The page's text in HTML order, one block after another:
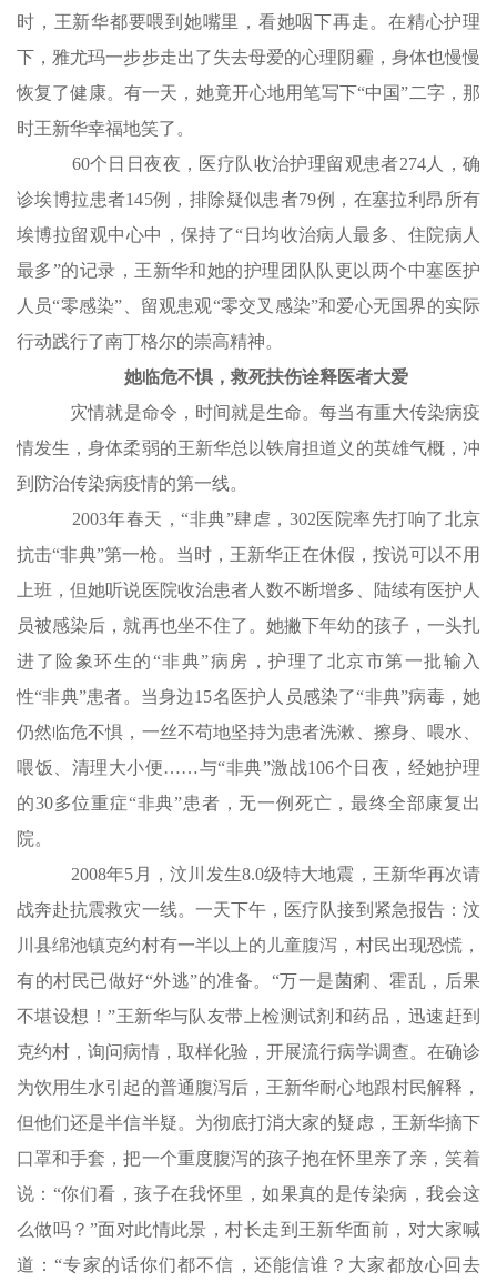
时，王新华都要喂到她嘴里，看她咽下再走。在精心护理
下，雅尤玛一步步走出了失去母爱的心理阴霾，身体也慢慢
恢复了健康。有一天，她竟开心地用笔写下“中国”二字，那
时王新华幸福地笑了。
60个日日夜夜，医疗队收治护理留观患者274人，确
诊埃博拉患者145例，排除疑似患者79例，在塞拉利昂所有
埃博拉留观中心中，保持了“日均收治病人最多、住院病人
最多”的记录，王新华和她的护理团队队更以两个中塞医护
人员“零感染”、留观患观“零交叉感染”和爱心无国界的实际
行动践行了南丁格尔的崇高精神。
她临危不惧，救死扶伤诠释医者大爱
灾情就是命令，时间就是生命。每当有重大传染病疫
情发生，身体柔弱的王新华总以铁肩担道义的英雄气概，冲
到防治传染病疫情的第一线。
2003年春天，“非典”肆虐，302医院率先打响了北京
抗击“非典”第一枪。当时，王新华正在休假，按说可以不用
上班，但她听说医院收治患者人数不断增多、陆续有医护人
员被感染后，就再也坐不住了。她撇下年幼的孩子，一头扎
进了险象环生的“非典”病房，护理了北京市第一批输入
性“非典”患者。当身边15名医护人员感染了“非典”病毒，她
仍然临危不惧，一丝不苟地坚持为患者洗漱、擦身、喂水、
喂饭、清理大小便……与“非典”激战106个日夜，经她护理
的30多位重症“非典”患者，无一例死亡，最终全部康复出
院。
2008年5月，汶川发生8.0级特大地震，王新华再次请
战奔赴抗震救灾一线。一天下午，医疗队接到紧急报告：汶
川县绵池镇克约村有一半以上的儿童腹泻，村民出现恐慌，
有的村民已做好“外逃”的准备。“万一是菌痢、霍乱，后果
不堪设想！”王新华与队友带上检测试剂和药品，迅速赶到
克约村，询问病情，取样化验，开展流行病学调查。在确诊
为饮用生水引起的普通腹泻后，王新华耐心地跟村民解释，
但他们还是半信半疑。为彻底打消大家的疑虑，王新华摘下
口罩和手套，把一个重度腹泻的孩子抱在怀里亲了亲，笑着
说：“你们看，孩子在我怀里，如果真的是传染病，我会这
么做吗？”面对此情此景，村长走到王新华面前，对大家喊
道：“专家的话你们都不信，还能信谁？大家都放心回去